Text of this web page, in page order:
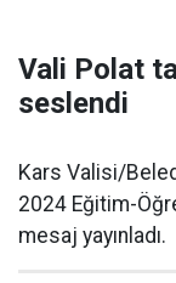
Vali Polat
seslendi
Kars Valisi/
2024 Eğitim-
mesaj yayınladı.